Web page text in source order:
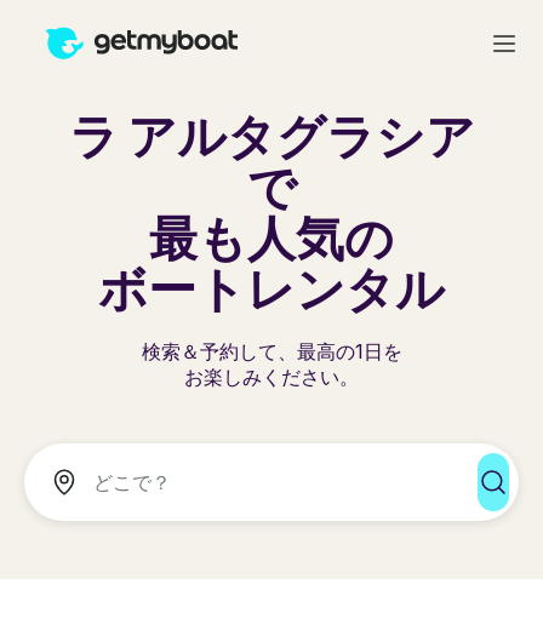
ラ アルタグラシア
で
最も人気の
ボートレンタル
検索＆予約して、最高の1日を
お楽しみください。